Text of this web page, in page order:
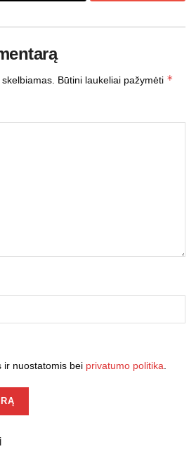
Būtini laukeliai pažymėti *
ir nuostatomis bei privatumo politika.